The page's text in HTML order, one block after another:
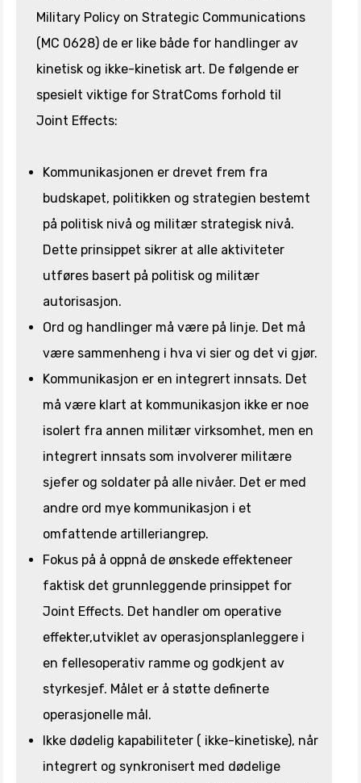
Military Policy on Strategic Communications
(MC 0628) de er like både for handlinger av
kinetisk og ikke-kinetisk art. De følgende er
spesielt viktige for StratComs forhold til
Joint Effects:
Kommunikasjonen er drevet frem fra
budskapet, politikken og strategien bestemt
på politisk nivå og militær strategisk nivå.
Dette prinsippet sikrer at alle aktiviteter
utføres basert på politisk og militær
autorisasjon.
Ord og handlinger må være på linje. Det må
være sammenheng i hva vi sier og det vi gjør.
Kommunikasjon er en integrert innsats. Det
må være klart at kommunikasjon ikke er noe
isolert fra annen militær virksomhet, men en
integrert innsats som involverer militære
sjefer og soldater på alle nivåer. Det er med
andre ord mye kommunikasjon i et
omfattende artilleriangrep.
Fokus på å oppnå de ønskede effekteneer
faktisk det grunnleggende prinsippet for
Joint Effects. Det handler om operative
effekter,utviklet av operasjonsplanleggere i
en fellesoperativ ramme og godkjent av
styrkesjef. Målet er å støtte definerte
operasjonelle mål.
Ikke dødelig kapabiliteter ( ikke-kinetiske), når
integrert og synkronisert med dødelige